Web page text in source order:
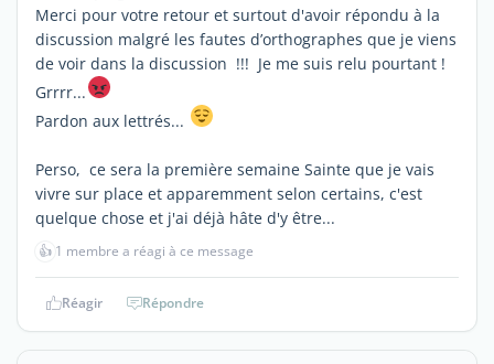
Merci pour votre retour et surtout d'avoir répondu à la
discussion malgré les fautes d’orthographes que je viens
de voir dans la discussion !!! Je me suis relu pourtant !
Grrrr...
Pardon aux lettrés...
Perso, ce sera la première semaine Sainte que je vais
vivre sur place et apparemment selon certains, c'est
quelque chose et j'ai déjà hâte d'y être...
👍 1 membre a réagi à ce message
Réagir Répondre